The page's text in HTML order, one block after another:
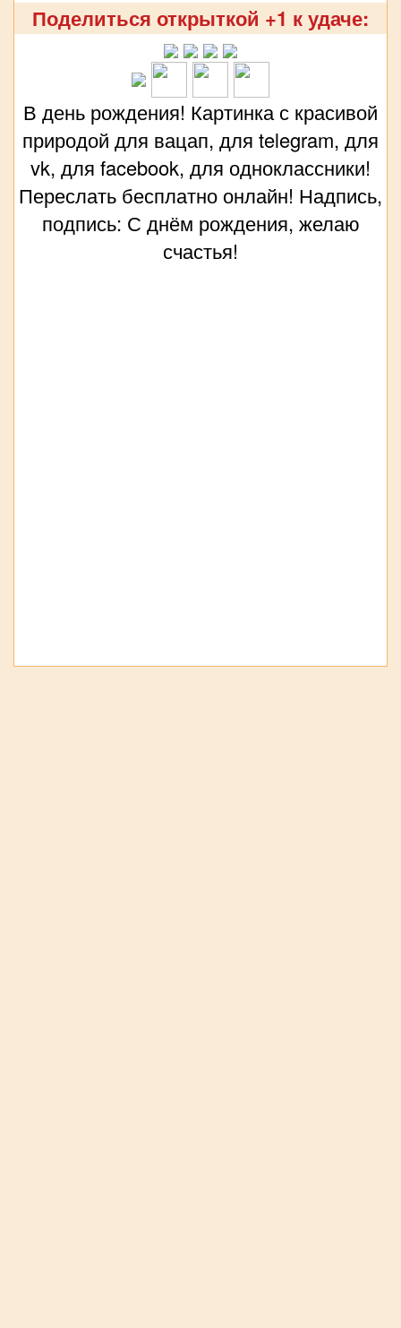
Поделиться открыткой +1 к удаче:
В день рождения! Картинка с красивой
природой для вацап, для telegram, для
vk, для facebook, для одноклассники!
Переслать бесплатно онлайн! Надпись,
подпись: С днём рождения, желаю
счастья!